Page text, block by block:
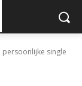
persoonlijke single